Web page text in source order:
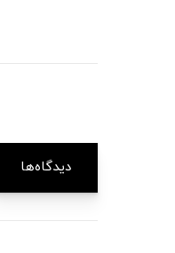
دیدگاه‌ها